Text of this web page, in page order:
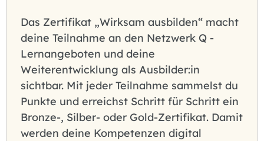
Das Zertifikat „Wirksam ausbilden“ macht
deine Teilnahme an den Netzwerk Q -
Lernangeboten und deine
Weiterentwicklung als Ausbilder:in
sichtbar. Mit jeder Teilnahme sammelst du
Punkte und erreichst Schritt für Schritt ein
Bronze-, Silber- oder Gold-Zertifikat. Damit
werden deine Kompetenzen digital